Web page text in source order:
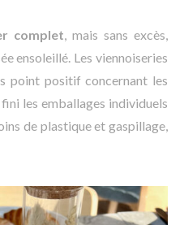
complet, mais sans excès,
ensoleillé. Les viennoiseries
point positif concernant les
les emballages individuels
de plastique et gaspillage,